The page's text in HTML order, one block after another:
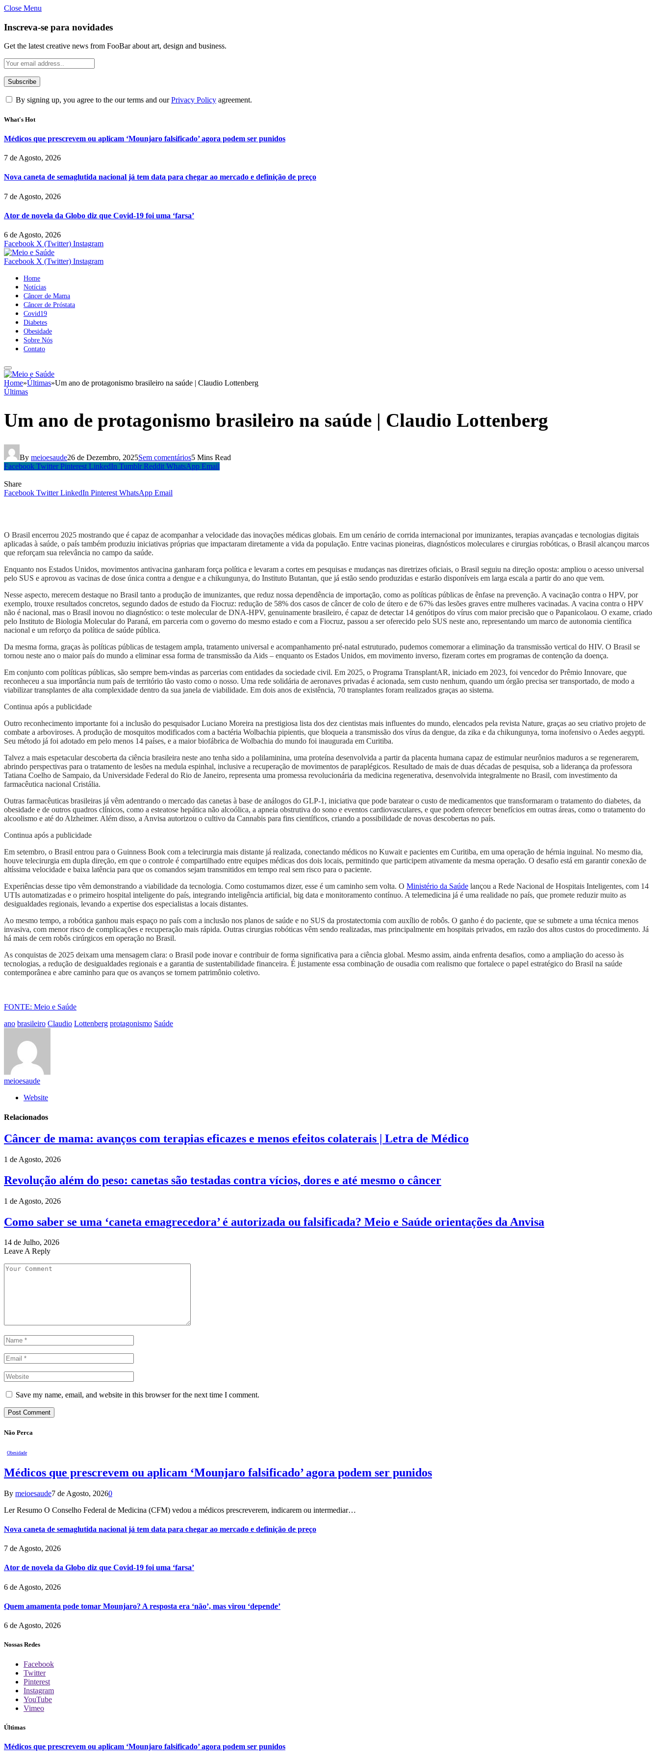
Close Menu
Inscreva-se para novidades
Get the latest creative news from FooBar about art, design and business.
By signing up, you agree to the our terms and ourPrivacy Policy agreement.
What's Hot
Médicos que prescrevem ou aplicam ‘Mounjaro falsificado’ agora podem ser punidos
7 de Agosto, 2026
Nova caneta de semaglutida nacional já tem data para chegar ao mercado e definição de preço
7 de Agosto, 2026
Ator de novela da Globo diz que Covid-19 foi uma ‘farsa’
6 de Agosto, 2026
Facebook X (Twitter) Instagram
Facebook X (Twitter) Instagram
Home
Notícias
Câncer de Mama
Câncer de Próstata
Covid19
Diabetes
Obesidade
Sobre Nós
Contato
Home»Últimas»Um ano de protagonismo brasileiro na saúde | Claudio Lottenberg
Últimas
Um ano de protagonismo brasileiro na saúde | Claudio Lottenberg
By meioesaude26 de Dezembro, 2025Sem comentários5 Mins Read
Facebook Twitter Pinterest LinkedIn Tumblr Reddit WhatsApp Email
Share
Facebook Twitter LinkedIn Pinterest WhatsApp Email
O Brasil encerrou 2025 mostrando que é capaz de acompanhar a velocidade das inovações médicas globais. Em um cenário de corrida internacional por imunizantes, terapias avançadas e tecnologias digitais
aplicadas à saúde, o país também produziu iniciativas próprias que impactaram diretamente a vida da população. Entre vacinas pioneiras, diagnósticos moleculares e cirurgias robóticas, o Brasil alcançou marcos
que reforçam sua relevância no campo da saúde.
Enquanto nos Estados Unidos, movimentos antivacina ganharam força política e levaram a cortes em pesquisas e mudanças nas diretrizes oficiais, o Brasil seguiu na direção oposta: ampliou o acesso universal
pelo SUS e aprovou as vacinas de dose única contra a dengue e a chikungunya, do Instituto Butantan, que já estão sendo produzidas e estarão disponíveis em larga escala a partir do ano que vem.
Nesse aspecto, merecem destaque no Brasil tanto a produção de imunizantes, que reduz nossa dependência de importação, como as políticas públicas de ênfase na prevenção. A vacinação contra o HPV, por
exemplo, trouxe resultados concretos, segundo dados de estudo da Fiocruz: redução de 58% dos casos de câncer de colo de útero e de 67% das lesões graves entre mulheres vacinadas. A vacina contra o HPV
não é nacional, mas o Brasil inovou no diagnóstico: o teste molecular de DNA-HPV, genuinamente brasileiro, é capaz de detectar 14 genótipos do vírus com maior precisão que o Papanicolaou. O exame, criado
pelo Instituto de Biologia Molecular do Paraná, em parceria com o governo do mesmo estado e com a Fiocruz, passou a ser oferecido pelo SUS neste ano, representando um marco de autonomia científica
nacional e um reforço da política de saúde pública.
Da mesma forma, graças às políticas públicas de testagem ampla, tratamento universal e acompanhamento pré-natal estruturado, pudemos comemorar a eliminação da transmissão vertical do HIV. O Brasil se
tornou neste ano o maior país do mundo a eliminar essa forma de transmissão da Aids – enquanto os Estados Unidos, em movimento inverso, fizeram cortes em programas de contenção da doença.
Em conjunto com políticas públicas, são sempre bem-vindas as parcerias com entidades da sociedade civil. Em 2025, o Programa TransplantAR, iniciado em 2023, foi vencedor do Prêmio Innovare, que
reconheceu a sua importância num país de território tão vasto como o nosso. Uma rede solidária de aeronaves privadas é acionada, sem custo nenhum, quando um órgão precisa ser transportado, de modo a
viabilizar transplantes de alta complexidade dentro da sua janela de viabilidade. Em dois anos de existência, 70 transplantes foram realizados graças ao sistema.
Continua após a publicidade
Outro reconhecimento importante foi a inclusão do pesquisador Luciano Moreira na prestigiosa lista dos dez cientistas mais influentes do mundo, elencados pela revista Nature, graças ao seu criativo projeto de
combate a arboviroses. A produção de mosquitos modificados com a bactéria Wolbachia pipientis, que bloqueia a transmissão dos vírus da dengue, da zika e da chikungunya, torna inofensivo o Aedes aegypti.
Seu método já foi adotado em pelo menos 14 países, e a maior biofábrica de Wolbachia do mundo foi inaugurada em Curitiba.
Talvez a mais espetacular descoberta da ciência brasileira neste ano tenha sido a polilaminina, uma proteína desenvolvida a partir da placenta humana capaz de estimular neurônios maduros a se regenerarem,
abrindo perspectivas para o tratamento de lesões na medula espinhal, inclusive a recuperação de movimentos de paraplégicos. Resultado de mais de duas décadas de pesquisa, sob a liderança da professora
Tatiana Coelho de Sampaio, da Universidade Federal do Rio de Janeiro, representa uma promessa revolucionária da medicina regenerativa, desenvolvida integralmente no Brasil, com investimento da
farmacêutica nacional Cristália.
Outras farmacêuticas brasileiras já vêm adentrando o mercado das canetas à base de análogos do GLP-1, iniciativa que pode baratear o custo de medicamentos que transformaram o tratamento do diabetes, da
obesidade e de outros quadros clínicos, como a esteatose hepática não alcoólica, a apneia obstrutiva do sono e eventos cardiovasculares, e que podem oferecer benefícios em outras áreas, como o tratamento do
alcoolismo e até do Alzheimer. Além disso, a Anvisa autorizou o cultivo da Cannabis para fins científicos, criando a possibilidade de novas descobertas no país.
Continua após a publicidade
Em setembro, o Brasil entrou para o Guinness Book com a telecirurgia mais distante já realizada, conectando médicos no Kuwait e pacientes em Curitiba, em uma operação de hérnia inguinal. No mesmo dia,
houve telecirurgia em dupla direção, em que o controle é compartilhado entre equipes médicas dos dois locais, permitindo que participem ativamente da mesma operação. O desafio está em garantir conexão de
altíssima velocidade e baixa latência para que os comandos sejam transmitidos em tempo real sem risco para o paciente.
Experiências desse tipo vêm demonstrando a viabilidade da tecnologia. Como costumamos dizer, esse é um caminho sem volta. O Ministério da Saúde lançou a Rede Nacional de Hospitais Inteligentes, com 14
UTIs automatizadas e o primeiro hospital inteligente do país, integrando inteligência artificial, big data e monitoramento contínuo. A telemedicina já é uma realidade no país, que promete reduzir muito as
desigualdades regionais, levando a expertise dos especialistas a locais distantes.
Ao mesmo tempo, a robótica ganhou mais espaço no país com a inclusão nos planos de saúde e no SUS da prostatectomia com auxílio de robôs. O ganho é do paciente, que se submete a uma técnica menos
invasiva, com menor risco de complicações e recuperação mais rápida. Outras cirurgias robóticas vêm sendo realizadas, mas principalmente em hospitais privados, em razão dos altos custos do procedimento. Já
há mais de cem robôs cirúrgicos em operação no Brasil.
As conquistas de 2025 deixam uma mensagem clara: o Brasil pode inovar e contribuir de forma significativa para a ciência global. Mesmo assim, ainda enfrenta desafios, como a ampliação do acesso às
tecnologias, a redução de desigualdades regionais e a garantia de sustentabilidade financeira. É justamente essa combinação de ousadia com realismo que fortalece o papel estratégico do Brasil na saúde
contemporânea e abre caminho para que os avanços se tornem patrimônio coletivo.
FONTE: Meio e Saúde
ano brasileiro Claudio Lottenberg protagonismo Saúde
meioesaude
Website
Relacionados
Câncer de mama: avanços com terapias eficazes e menos efeitos colaterais | Letra de Médico
1 de Agosto, 2026
Revolução além do peso: canetas são testadas contra vícios, dores e até mesmo o câncer
1 de Agosto, 2026
Como saber se uma ‘caneta emagrecedora’ é autorizada ou falsificada? Meio e Saúde orientações da Anvisa
14 de Julho, 2026
Leave A Reply
Save my name, email, and website in this browser for the next time I comment.
Não Perca
Obesidade
Médicos que prescrevem ou aplicam ‘Mounjaro falsificado’ agora podem ser punidos
By meioesaude7 de Agosto, 20260
Ler Resumo O Conselho Federal de Medicina (CFM) vedou a médicos prescreverem, indicarem ou intermediar…
Nova caneta de semaglutida nacional já tem data para chegar ao mercado e definição de preço
7 de Agosto, 2026
Ator de novela da Globo diz que Covid-19 foi uma ‘farsa’
6 de Agosto, 2026
Quem amamenta pode tomar Mounjaro? A resposta era ‘não’, mas virou ‘depende’
6 de Agosto, 2026
Nossas Redes
Facebook
Twitter
Pinterest
Instagram
YouTube
Vimeo
Últimas
Médicos que prescrevem ou aplicam ‘Mounjaro falsificado’ agora podem ser punidos